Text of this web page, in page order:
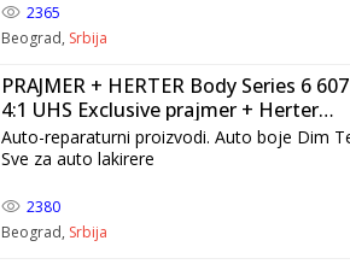
2365
Beograd, Srbija
PRAJMER + HERTER Body Series 6 607
4:1 UHS Exclusive prajmer + Herter
Premium 625,
Auto-reparaturni proizvodi. Auto boje Dim Team
Sve za auto lakirere
2380
Beograd, Srbija